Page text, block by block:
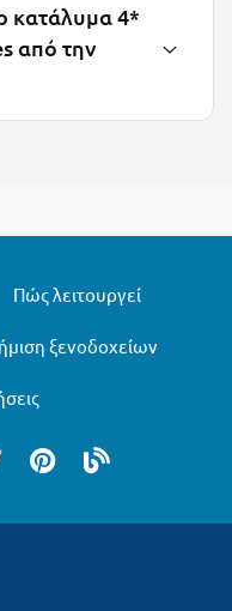
κατάλυμα 4*
από την
Πώς λειτουργεί
ξενοδοχείων